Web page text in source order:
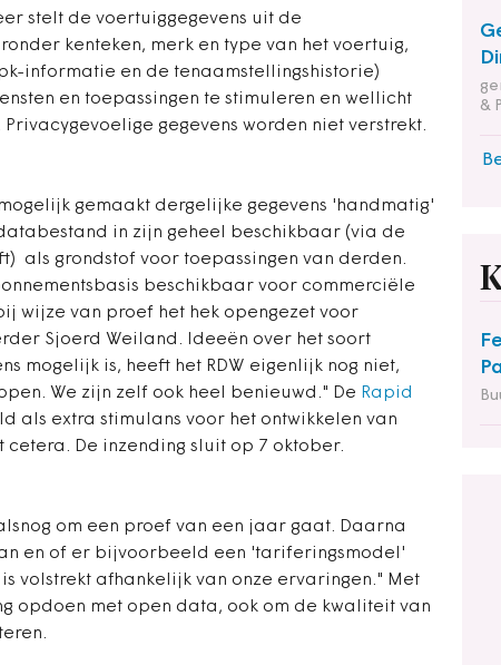
&
stelt de voertuiggegevens uit de
kenteken, merk en type van het voertuig,
informatie en de tenaamstellingshistorie)
en toepassingen te stimuleren en wellicht
gegevens worden niet verstrekt.
gemaakt dergelijke gegevens 'handmatig'
in zijn geheel beschikbaar (via de
als grondstof voor toepassingen van derden.
beschikbaar voor commerciële
wijze van proef het hek opengezet voor
Sjoerd Weiland. Ideeën over het soort
mogelijk is, heeft het RDW eigenlijk nog niet,
We zijn zelf ook heel benieuwd." De Rapid
als extra stimulans voor het ontwikkelen van
cetera. De inzending sluit op 7 oktober.
om een proef van een jaar gaat. Daarna
en of er bijvoorbeeld een 'tariferingsmodel'
volstrekt afhankelijk van onze ervaringen." Met
opdoen met open data, ook om de kwaliteit van